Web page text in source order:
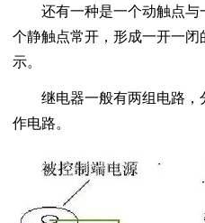
还有一种是一个动触点与
个静触点常开，形成一开一
示。
继电器一般有两组电路，
作电路。